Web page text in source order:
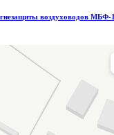
воздуховодов